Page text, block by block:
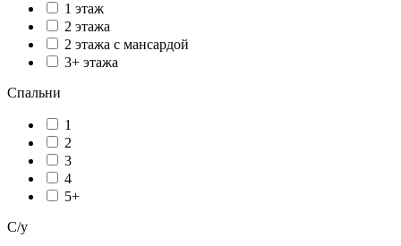
1 этаж
2 этажа
2 этажа с мансардой
3+ этажа
Спальни
1
2
3
4
5+
С/у